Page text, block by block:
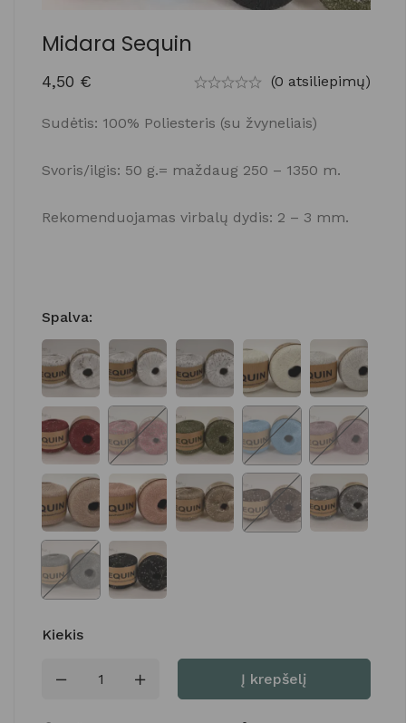
Midara Sequin
4,50 € (0 atsiliepimų)
Sudėtis: 100% Poliesteris (su žvyneliais)
Svoris/ilgis: 50 g.= maždaug 250 – 1350 m.
Rekomenduojamas virbalų dydis: 2 – 3 mm.
Spalva:
Kiekis
Į krepšelį